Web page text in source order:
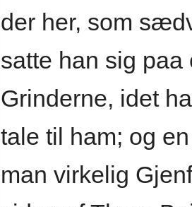
der her, som
satte han sig
Grinderne, idet
tale til ham; og
man virkelig